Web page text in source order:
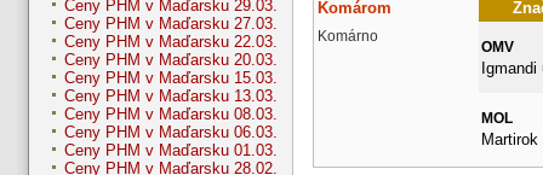
Ceny PHM v Maďarsku 29.03.
Ceny PHM v Maďarsku 27.03.
Ceny PHM v Maďarsku 22.03.
Ceny PHM v Maďarsku 20.03.
Ceny PHM v Maďarsku 15.03.
Ceny PHM v Maďarsku 13.03.
Ceny PHM v Maďarsku 08.03.
Ceny PHM v Maďarsku 06.03.
Ceny PHM v Maďarsku 01.03.
Ceny PHM v Maďarsku 28.02.
Komárom
Komárno
OMV
Igmandi
MOL
Martirok